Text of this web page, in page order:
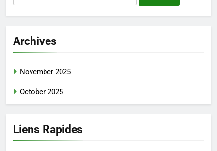
for:
Archives
November 2025
October 2025
Liens Rapides